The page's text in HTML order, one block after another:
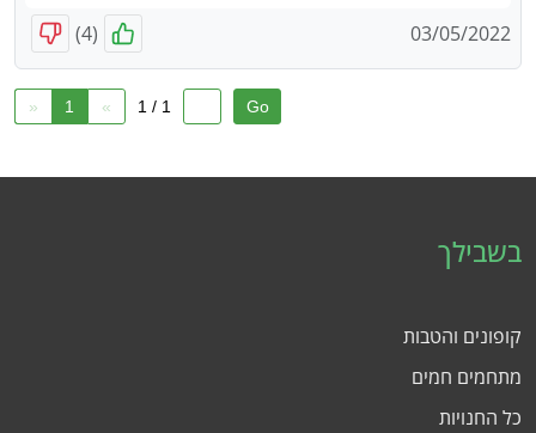
03/05/2022
(
4
)
« 1 » 1 / 1
בשבילך
קופונים והטבות
מתחמים חמים
כל החנויות